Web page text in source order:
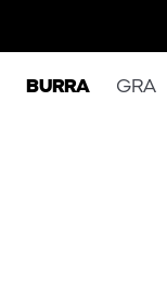
BURRA GRA